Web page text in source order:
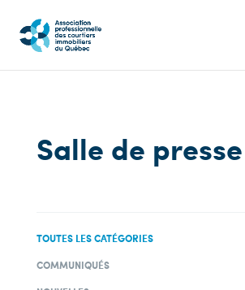
Salle de presse
TOUTES LES CATÉGORIES
COMMUNIQUÉS